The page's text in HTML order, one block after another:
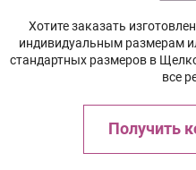
Хотите заказать
индивидуальным размерам
стандартных размеров в
все
Получить